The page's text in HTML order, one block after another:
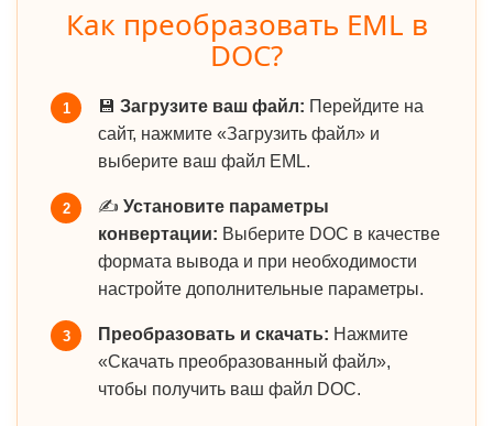
Как преобразовать EML в
DOC?
1 💾 Загрузите ваш файл: Перейдите на
сайт, нажмите «Загрузить файл» и
выберите ваш файл EML.
2 ✍️ Установите параметры
конвертации: Выберите DOC в качестве
формата вывода и при необходимости
настройте дополнительные параметры.
3 Преобразовать и скачать: Нажмите
«Скачать преобразованный файл»,
чтобы получить ваш файл DOC.